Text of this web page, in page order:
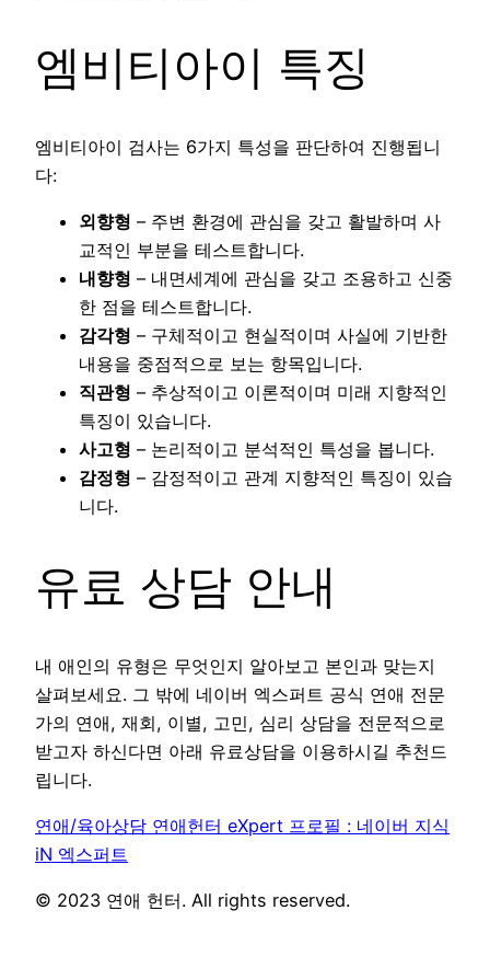
엠비티아이 특징
엠비티아이 검사는 6가지 특성을 판단하여 진행됩니
다:
외향형 – 주변 환경에 관심을 갖고 활발하며 사
교적인 부분을 테스트합니다.
내향형 – 내면세계에 관심을 갖고 조용하고 신중
한 점을 테스트합니다.
감각형 – 구체적이고 현실적이며 사실에 기반한
내용을 중점적으로 보는 항목입니다.
직관형 – 추상적이고 이론적이며 미래 지향적인
특징이 있습니다.
사고형 – 논리적이고 분석적인 특성을 봅니다.
감정형 – 감정적이고 관계 지향적인 특징이 있습
니다.
유료 상담 안내
내 애인의 유형은 무엇인지 알아보고 본인과 맞는지
살펴보세요. 그 밖에 네이버 엑스퍼트 공식 연애 전문
가의 연애, 재회, 이별, 고민, 심리 상담을 전문적으로
받고자 하신다면 아래 유료상담을 이용하시길 추천드
립니다.
연애/육아상담 연애헌터 eXpert 프로필 : 네이버 지식
iN 엑스퍼트
© 2023 연애 헌터. All rights reserved.